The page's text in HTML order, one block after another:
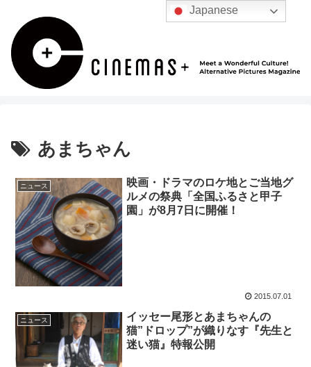
あまちゃん
ニュース
映画・ドラマのロケ地とご当地グ
ルメの祭典「全国ふるさと甲子
園」が8月7日に開催！
2015.07.01
ニュース
イッセー尾形とあまちゃんの
猫”ドロップ”が織りなす『先生と
迷い猫』特報公開
Japanese